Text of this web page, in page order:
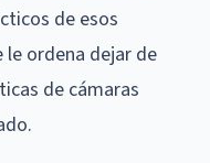
de esos
le ordena dejar de
de cámaras